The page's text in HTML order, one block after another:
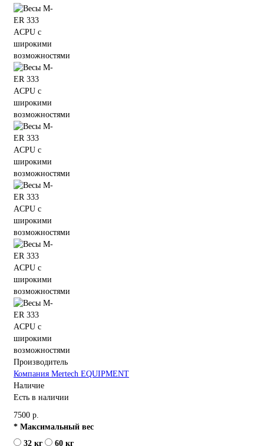
Производитель
Компания Mertech EQUIPMENT
Наличие
Есть в наличии
7500 р.
* Максимальный вес
32 кг
60 кг